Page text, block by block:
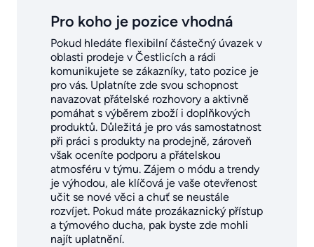
Pro koho je pozice vhodná
Pokud hledáte flexibilní částečný úvazek v
oblasti prodeje v Čestlicích a rádi
komunikujete se zákazníky, tato pozice je
pro vás. Uplatníte zde svou schopnost
navazovat přátelské rozhovory a aktivně
pomáhat s výběrem zboží i doplňkových
produktů. Důležitá je pro vás samostatnost
při práci s produkty na prodejně, zároveň
však oceníte podporu a přátelskou
atmosféru v týmu. Zájem o módu a trendy
je výhodou, ale klíčová je vaše otevřenost
učit se nové věci a chuť se neustále
rozvíjet. Pokud máte prozákaznický přístup
a týmového ducha, pak byste zde mohli
najít uplatnění.